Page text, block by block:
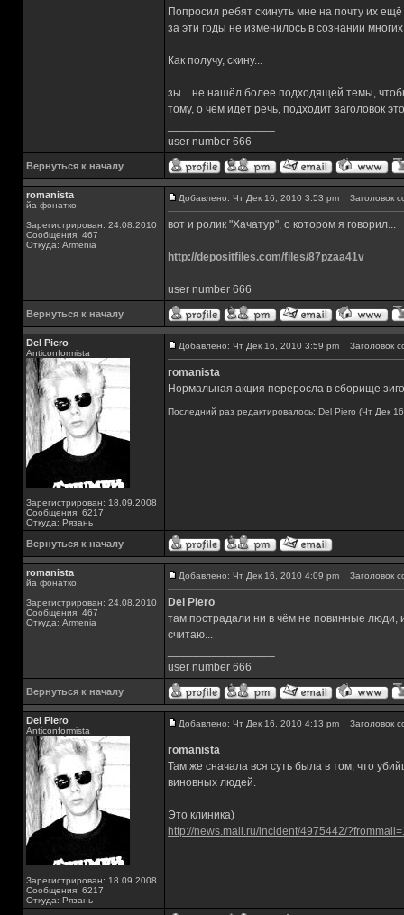
Попросил ребят скинуть мне на почту их
за эти годы не изменилось в сознании многих
Как получу, скину...
зы... не нашёл более подходящей темы,
тому, о чём идёт речь, подходит заголовок
user number 666
Вернуться к началу
romanista
йа фонатко
Зарегистрирован: 24.08.2010
Сообщения: 467
Откуда: Armenia
Добавлено: Чт Дек 16, 2010 3:53 pm Заголовок
вот и ролик "Хачатур", о котором я говорил...
http://depositfiles.com/files/87pzaa41v
user number 666
Вернуться к началу
Del Piero
Аnticonformista
Зарегистрирован: 18.09.2008
Сообщения: 6217
Откуда: Рязань
Добавлено: Чт Дек 16, 2010 3:59 pm Заголовок
romanista
Нормальная акция переросла в сборище
Последний раз редактировалось: Del Piero (Чт Дек
Вернуться к началу
romanista
йа фонатко
Зарегистрирован: 24.08.2010
Сообщения: 467
Откуда: Armenia
Добавлено: Чт Дек 16, 2010 4:09 pm Заголовок
Del Piero
там пострадали ни в чём не повинные
считаю...
user number 666
Вернуться к началу
Del Piero
Аnticonformista
Зарегистрирован: 18.09.2008
Сообщения: 6217
Откуда: Рязань
Добавлено: Чт Дек 16, 2010 4:13 pm Заголовок
romanista
Там же сначала вся суть была в том, что
виновных людей.
Это клиника)
http://news.mail.ru/incident/4975442/